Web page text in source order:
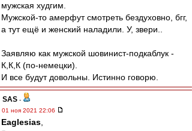
мужская худгим.
Мужской-то амерфут смотреть бездуховно, бгг,
а тут ещё и женский наладили. У, звери..
Заявляю как мужской шовинист-подкаблук -
К,К,К (по-немецки).
И все будут довольны. Истинно говорю.
SAS -
01 ноя 2021 22:06
Eaglesias